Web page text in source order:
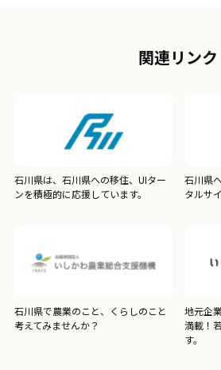
関連リンク
石川県は、石川県への移住、UIター
ンを積極的に応援しています。
石川県
タルサ
石川県で農業のこと、くらしのこと
考えてみませんか？
地元企
満載！
す。